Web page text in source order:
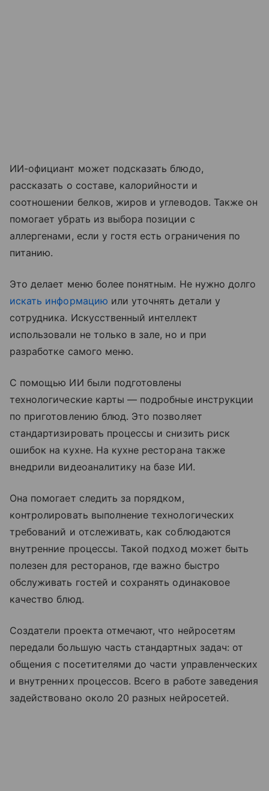
ИИ-официант может подсказать блюдо,
рассказать о составе, калорийности и
соотношении белков, жиров и углеводов. Также он
помогает убрать из выбора позиции с
аллергенами, если у гостя есть ограничения по
питанию.
Это делает меню более понятным. Не нужно долго
искать информацию или уточнять детали у
сотрудника. Искусственный интеллект
использовали не только в зале, но и при
разработке самого меню.
С помощью ИИ были подготовлены
технологические карты — подробные инструкции
по приготовлению блюд. Это позволяет
стандартизировать процессы и снизить риск
ошибок на кухне. На кухне ресторана также
внедрили видеоаналитику на базе ИИ.
Она помогает следить за порядком,
контролировать выполнение технологических
требований и отслеживать, как соблюдаются
внутренние процессы. Такой подход может быть
полезен для ресторанов, где важно быстро
обслуживать гостей и сохранять одинаковое
качество блюд.
Создатели проекта отмечают, что нейросетям
передали большую часть стандартных задач: от
общения с посетителями до части управленческих
и внутренних процессов. Всего в работе заведения
задействовано около 20 разных нейросетей.